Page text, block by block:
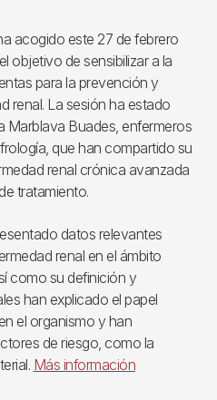
acogido este 27 de febrero
objetivo de sensibilizar a la
para la prevención y
renal. La sesión ha estado
Marblava Buades, enfermeros
que han compartido su
renal crónica avanzada
tratamiento.
datos relevantes
renal en el ámbito
como su definición y
han explicado el papel
el organismo y han
de riesgo, como la
Más información